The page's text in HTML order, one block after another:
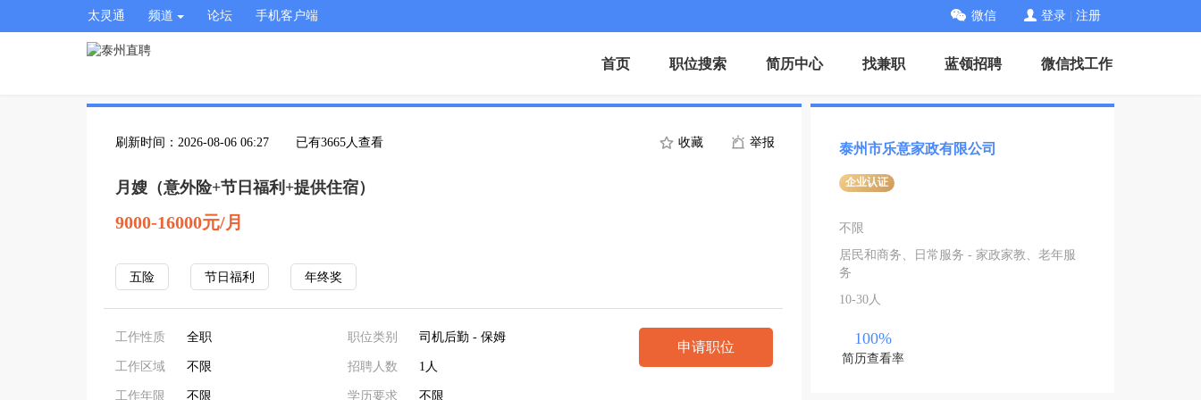
太灵通 频道 论坛 手机客户端 微信 登录 注册
首页 职位搜索 简历中心 找兼职 蓝领招聘 微信找工作
刷新时间：2026-08-06 06:27 已有3665人查看 收藏 举报
月嫂（意外险+节日福利+提供住宿）
9000-16000元/月
五险 节日福利 年终奖
工作性质 全职
工作区域 不限
工作年限 不限
职位类别 司机后勤 - 保姆
招聘人数 1人
学历要求 不限
申请职位
泰州市乐意家政有限公司
企业认证
不限
居民和商务、日常服务 - 家政家教、老年服
务
10-30人
100%
简历查看率